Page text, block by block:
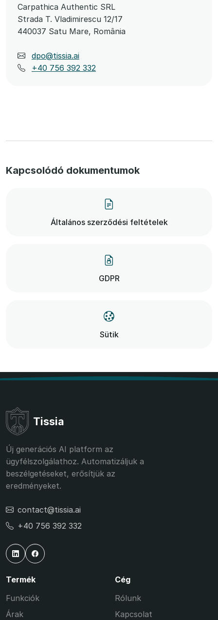
Carpathica Authentic SRL
Strada T. Vladimirescu 12/17
440037 Satu Mare, România
dpo@tissia.ai
+40 756 392 332
Kapcsolódó dokumentumok
Általános szerződési feltételek
GDPR
Sütik
Tissia
Új generációs AI platform az
ügyfélszolgálathoz. Automatizáljuk a
beszélgetéseket, erősítjük az
eredményeket.
contact@tissia.ai
+40 756 392 332
Termék
Funkciók
Árak
Cég
Rólunk
Kapcsolat